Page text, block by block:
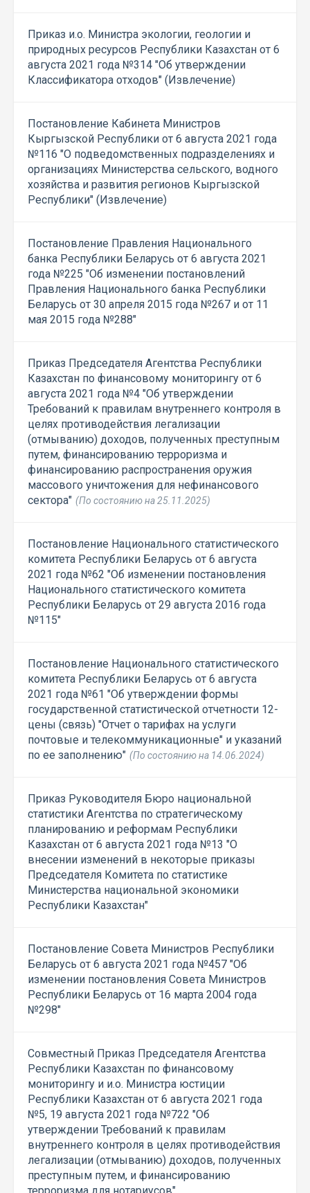
Приказ и.о. Министра экологии, геологии и
природных ресурсов Республики Казахстан от 6
августа 2021 года №314 "Об утверждении
Классификатора отходов" (Извлечение)
Постановление Кабинета Министров
Кыргызской Республики от 6 августа 2021 года
№116 "О подведомственных подразделениях и
организациях Министерства сельского, водного
хозяйства и развития регионов Кыргызской
Республики" (Извлечение)
Постановление Правления Национального
банка Республики Беларусь от 6 августа 2021
года №225 "Об изменении постановлений
Правления Национального банка Республики
Беларусь от 30 апреля 2015 года №267 и от 11
мая 2015 года №288"
Приказ Председателя Агентства Республики
Казахстан по финансовому мониторингу от 6
августа 2021 года №4 "Об утверждении
Требований к правилам внутреннего контроля в
целях противодействия легализации
(отмыванию) доходов, полученных преступным
путем, финансированию терроризма и
финансированию распространения оружия
массового уничтожения для нефинансового
сектора" (По состоянию на 25.11.2025)
Постановление Национального статистического
комитета Республики Беларусь от 6 августа
2021 года №62 "Об изменении постановления
Национального статистического комитета
Республики Беларусь от 29 августа 2016 года
№115"
Постановление Национального статистического
комитета Республики Беларусь от 6 августа
2021 года №61 "Об утверждении формы
государственной статистической отчетности 12-
цены (связь) "Отчет о тарифах на услуги
почтовые и телекоммуникационные" и указаний
по ее заполнению" (По состоянию на 14.06.2024)
Приказ Руководителя Бюро национальной
статистики Агентства по стратегическому
планированию и реформам Республики
Казахстан от 6 августа 2021 года №13 "О
внесении изменений в некоторые приказы
Председателя Комитета по статистике
Министерства национальной экономики
Республики Казахстан"
Постановление Совета Министров Республики
Беларусь от 6 августа 2021 года №457 "Об
изменении постановления Совета Министров
Республики Беларусь от 16 марта 2004 года
№298"
Совместный Приказ Председателя Агентства
Республики Казахстан по финансовому
мониторингу и и.о. Министра юстиции
Республики Казахстан от 6 августа 2021 года
№5, 19 августа 2021 года №722 "Об
утверждении Требований к правилам
внутреннего контроля в целях противодействия
легализации (отмыванию) доходов, полученных
преступным путем, и финансированию